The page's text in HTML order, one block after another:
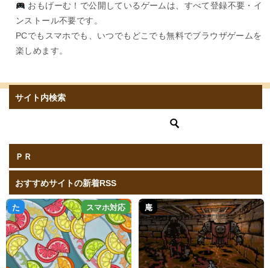
おもげーむ！で公開しているゲームは、すべて登録不要・イ
ンストール不要です。
PCでもスマホでも、いつでもどこでも無料でブラウザゲームを
楽しめます。
サイト内検索
ＰＲ
おすすめサイトの新着RSS
た スマホ対応 庵